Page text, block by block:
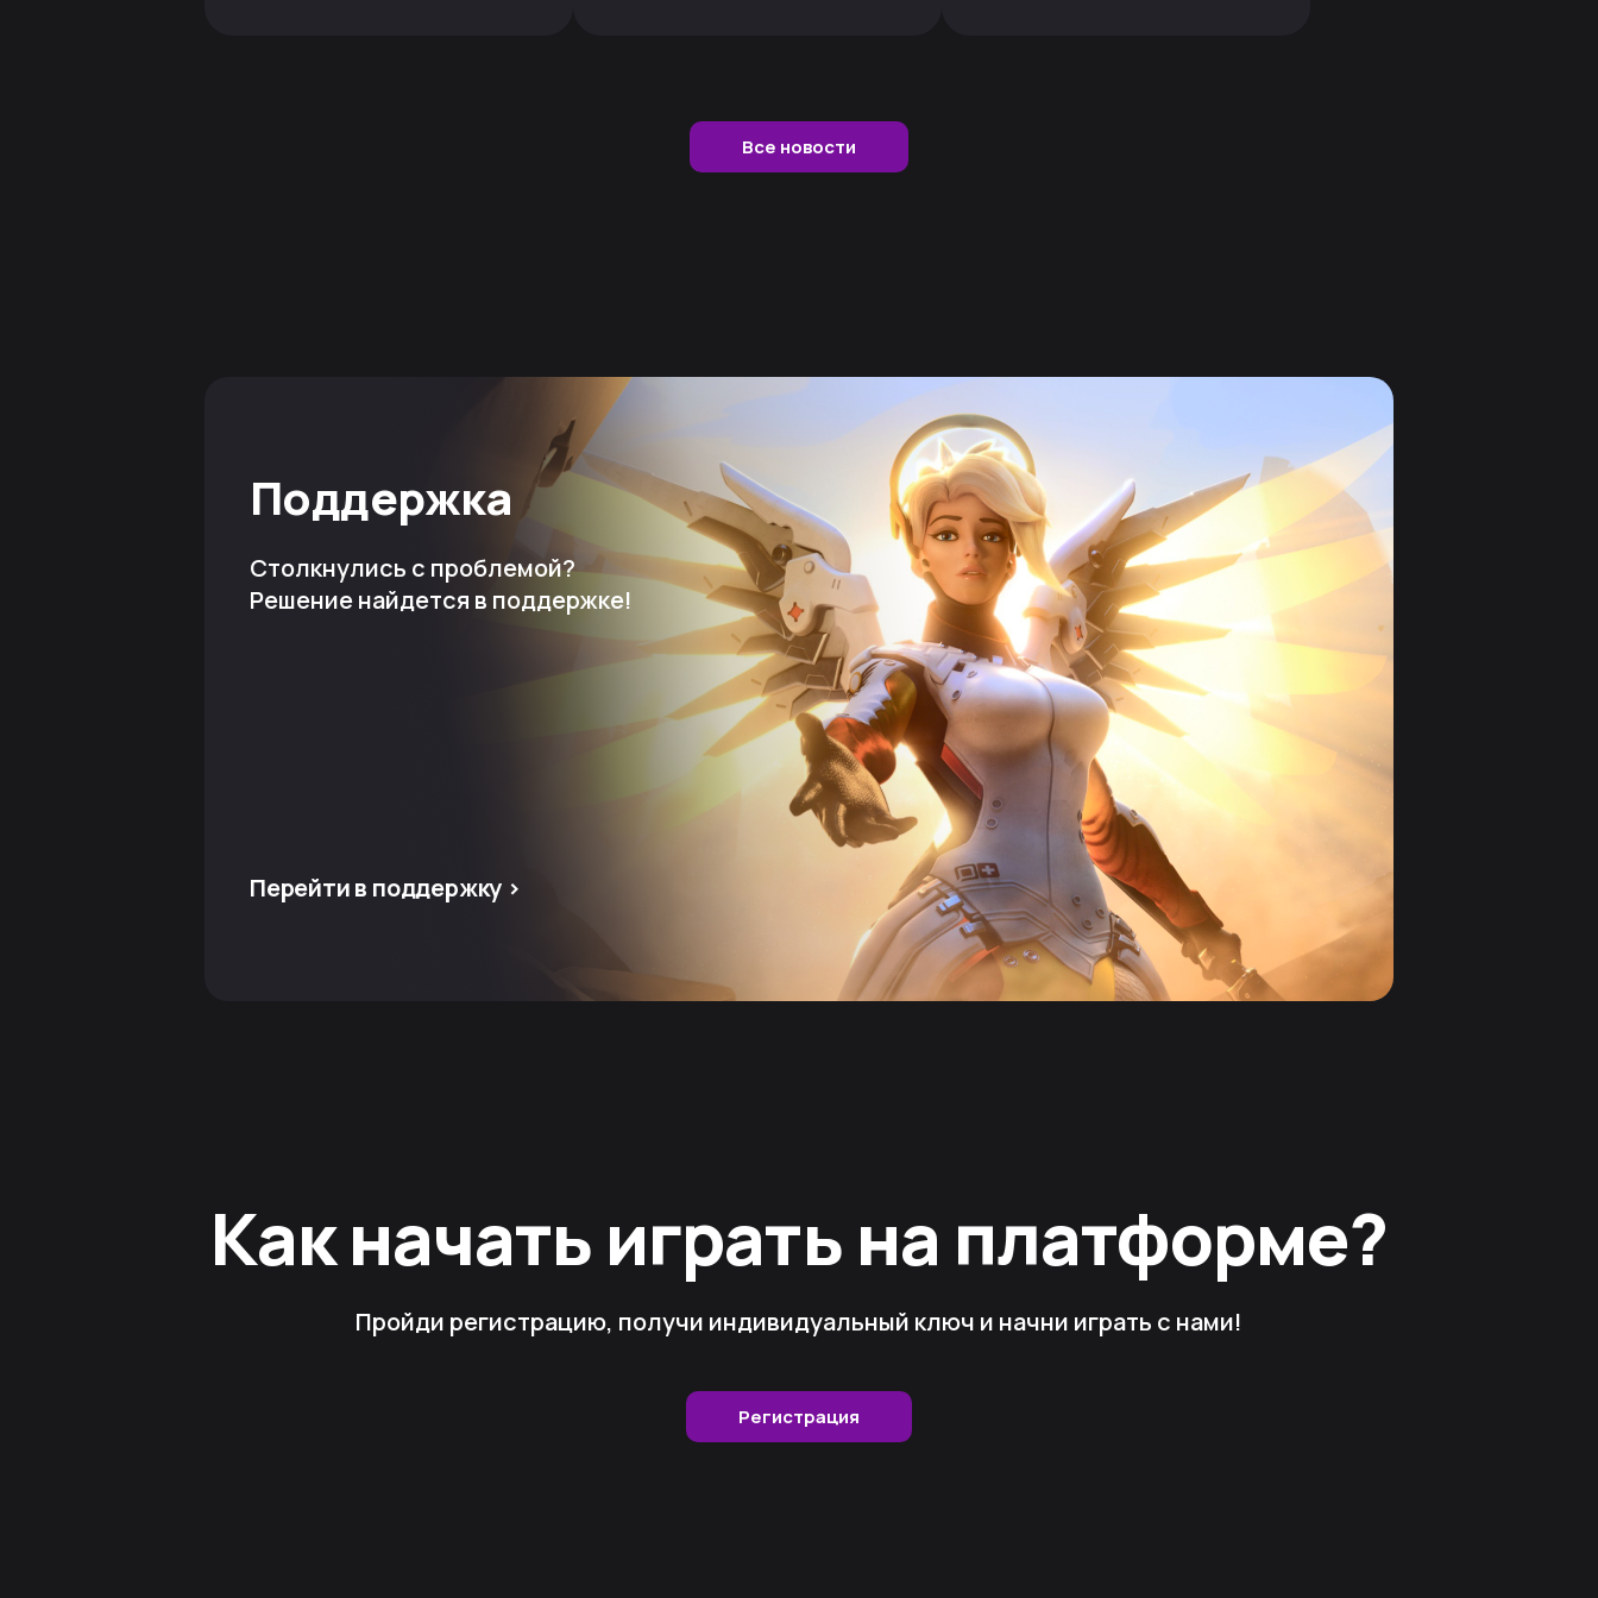
Все новости
Поддержка
Столкнулись с проблемой?
Решение найдется в поддержке!
Перейти в поддержку >
Как начать играть на платформе?
Пройди регистрацию, получи индивидуальный ключ и начни играть с нами!
Регистрация